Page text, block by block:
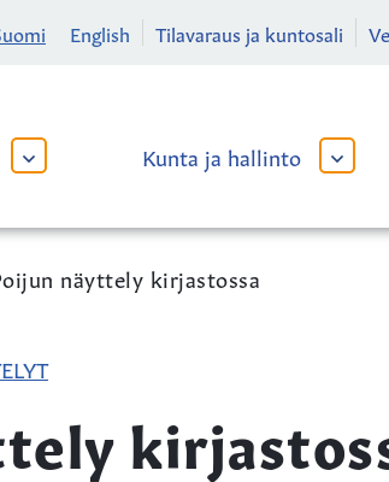
English Tilavaraus ja kuntosali
AVAA
ALAVALIKKO
Kunta ja hallinto
AVAA
näyttely kirjastossa